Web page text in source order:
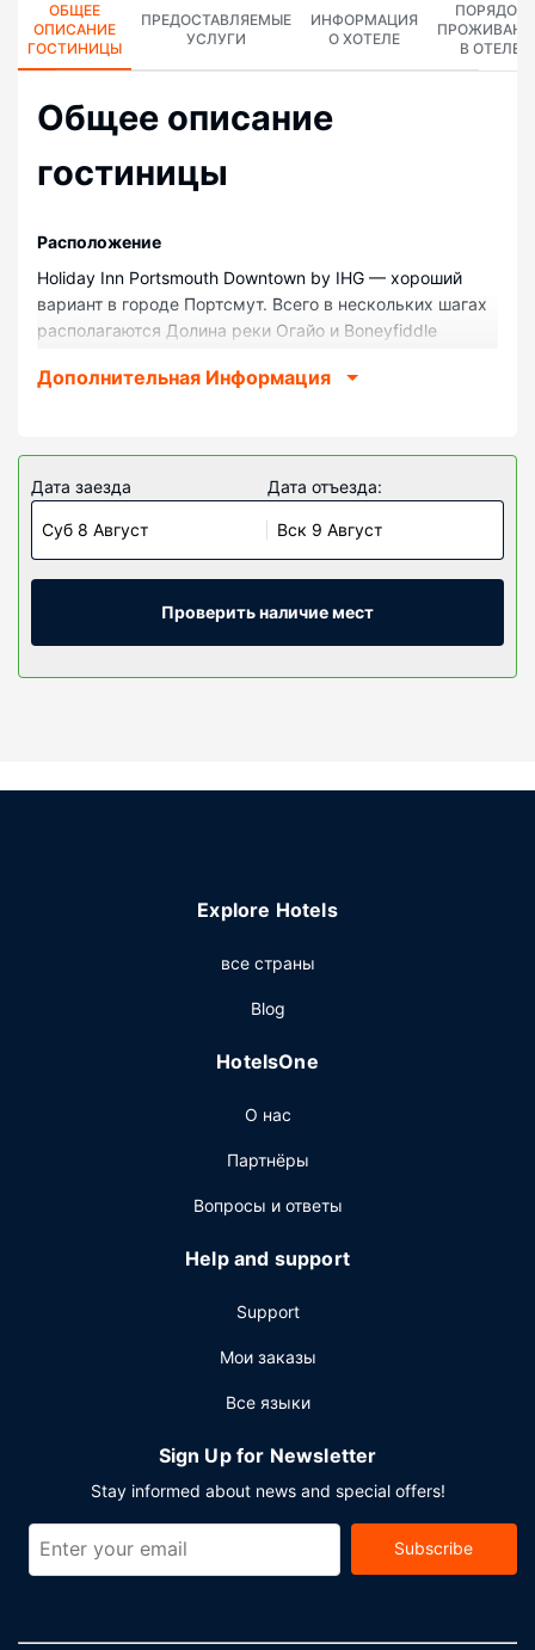
ОБЩЕЕ
ОПИСАНИЕ
ГОСТИНИЦЫ
ПРЕДОСТАВЛЯЕМЫЕ
УСЛУГИ
ИНФОРМАЦИЯ
О ХОТЕЛЕ
ПОРЯДОК
В ОТЕЛЕ
Общее описание
гостиницы
Pасположение
Holiday Inn Portsmouth Downtown by IHG — хороший
вариант в городе Портсмут. Всего в нескольких шагах
располагаются Долина реки Огайо и Boneyfiddle
расположением: Spock Memorial Dog Park находится в
Почувствуйте себя как дома в одном из 88 номеров с
кондиционером и другими удобствами, в числе
которых: холодильник и микроволновая печь.
Проводной и беспроводной доступ в интернет
предоставляется бесплатно. А чтобы вам не пришлось
бесплатные газеты.
круглосуточный фитнес-центр. Этот отель также
какбесплатный беспроводной доступ в интернет,
магазины сувениров/газетные киоски и танцевальный
где подаются обед и ужин. Этот ресторан предлагает
американская кухня. Тем, кому не хочется покидать
свой номер, предлагается обслуживание номеров (по
расписанию). Проведите отличный вечер в баре/
с 7:00 до 10:00 за дополнительную плату.
Для удобства гостей предоставляется следующее:
бесплатный (проводной) доступ в интернет,
регистрация при заезде. Если вы планируете деловое
вам пространство площадью 181 кв. м, на котором
расположены помещение для конференций и
Дополнительная Информация
Дата заезда
Суб 8 Август
Дата отъезда:
Вск 9 Август
Проверить наличие мест
Explore Hotels
все страны
Blog
HotelsOne
О нас
Партнёры
Вопросы и ответы
Help and support
Support
Мои заказы
Все языки
Sign Up for Newsletter
Stay informed about news and special offers!
Subscribe